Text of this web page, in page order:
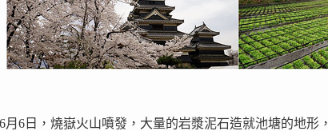
月6日，燒嶽火山噴發，大量的岩漿泥石造就池塘的地形，